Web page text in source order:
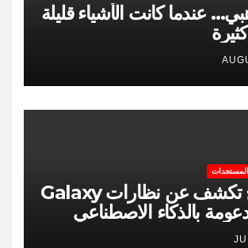
عندما كانت الأشياء قليلة
المستجدات
سامسونج تكشف عن نظارات Galaxy
بالذكاء الاصطناعي